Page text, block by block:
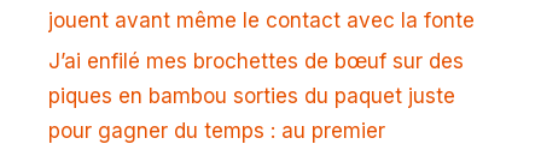
jouent avant même le contact avec la fonte
J’ai enfilé mes brochettes de bœuf sur des
piques en bambou sorties du paquet juste
pour gagner du temps : au premier